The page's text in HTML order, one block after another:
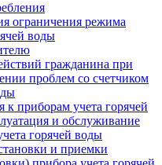
ограничения режима
воды
гражданина при
проблем со счетчиком
к приборам учета горячей
и обслуживание
горячей воды
и приемки